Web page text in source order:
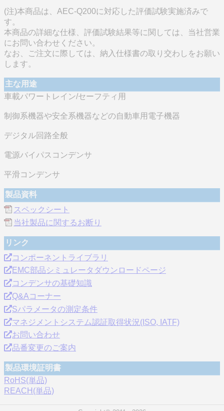
(注)本商品は、AEC-Q200に対応した評価試験実施済みで
す。
本商品の詳細な仕様、評価試験結果等に関しては、当社営業
にお問い合わせください。
なお、ご注文に際しては、納入仕様書の取り交わしをお願い
します。
主な用途
車載パワートレイン/セーフティ用
制御系機器や安全系機器などの自動車用電子機器
デジタル回路全般
電源バイパスコンデンサ
平滑コンデンサ
製品資料
スペックシート
当社製品に関するお断り
リンク
コンポーネントライブラリ
EMC部品シミュレータダウンロードページ
コンデンサの基礎知識
Q&Aコーナー
Sパラメータの測定条件
マネジメントシステム認証取得状況(ISO, IATF)
お問い合わせ
品番変更のご案内
製品環境証明書
RoHS(単品)
REACH(単品)